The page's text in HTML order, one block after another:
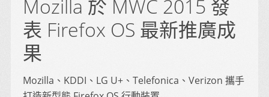
Mozilla 於 MWC 2015 發
表 Firefox OS 最新推廣成
果
Mozilla、KDDI、LG U+、Telefonica、Verizon 攜手